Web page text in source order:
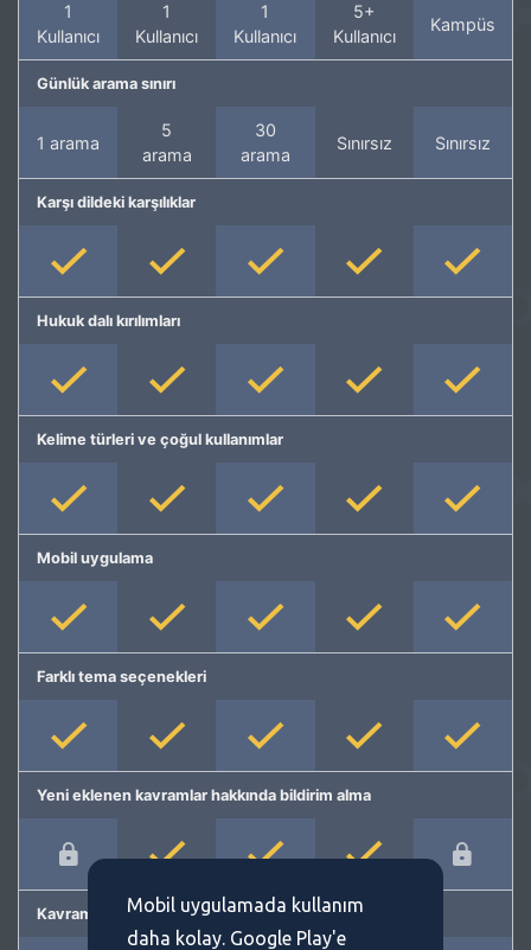
1
Kullanıcı
1
Kullanıcı
1
Kullanıcı
5+
Kullanıcı
Kampüs
Günlük arama sınırı
1 arama
5
arama
30
arama
Sınırsız Sınırsız
Karşı dildeki karşılıklar
Hukuk dalı kırılımları
Kelime türleri ve çoğul kullanımlar
Mobil uygulama
Farklı tema seçenekleri
Yeni eklenen kavramlar hakkında bildirim alma
Kavram önermeMobil uygulamada kullanım
daha kolay. Google Play'e